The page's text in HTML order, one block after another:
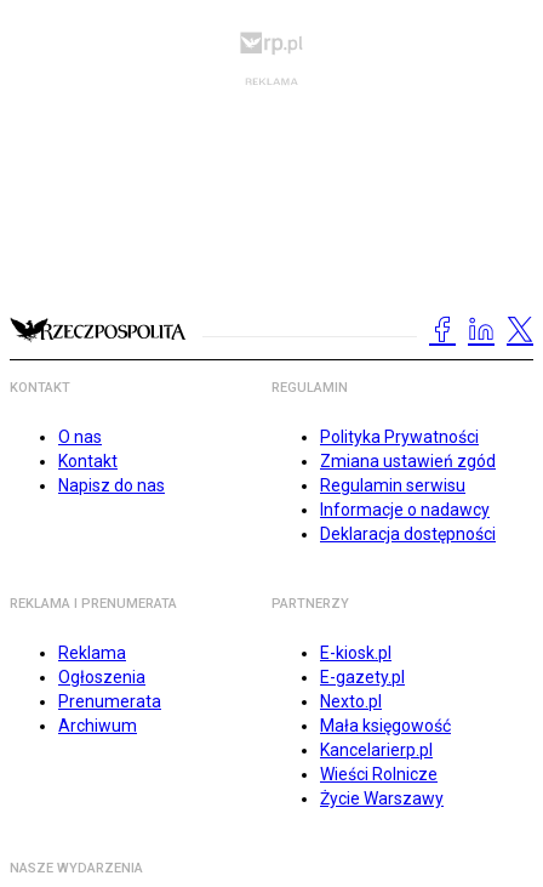
KONTAKT
O nas
Kontakt
Napisz do nas
REGULAMIN
Polityka Prywatności
Zmiana ustawień zgód
Regulamin serwisu
Informacje o nadawcy
Deklaracja dostępności
REKLAMA I PRENUMERATA
Reklama
Ogłoszenia
Prenumerata
Archiwum
PARTNERZY
E-kiosk.pl
E-gazety.pl
Nexto.pl
Mała księgowość
Kancelarierp.pl
Wieści Rolnicze
Życie Warszawy
NASZE WYDARZENIA